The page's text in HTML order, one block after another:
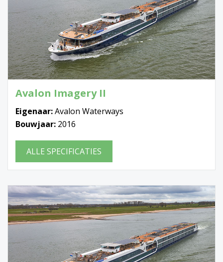
Avalon Imagery II
Eigenaar:Avalon Waterways
Bouwjaar: 2016
ALLE SPECIFICATIES